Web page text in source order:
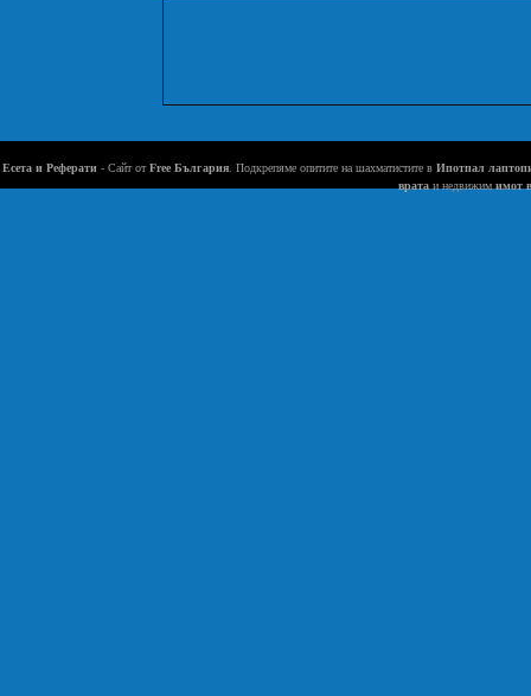
Есета и Реферати- Сайт отFree България. Подкрепяме опитите на шахматистите в Ипотпал
вратаи недвижим имот